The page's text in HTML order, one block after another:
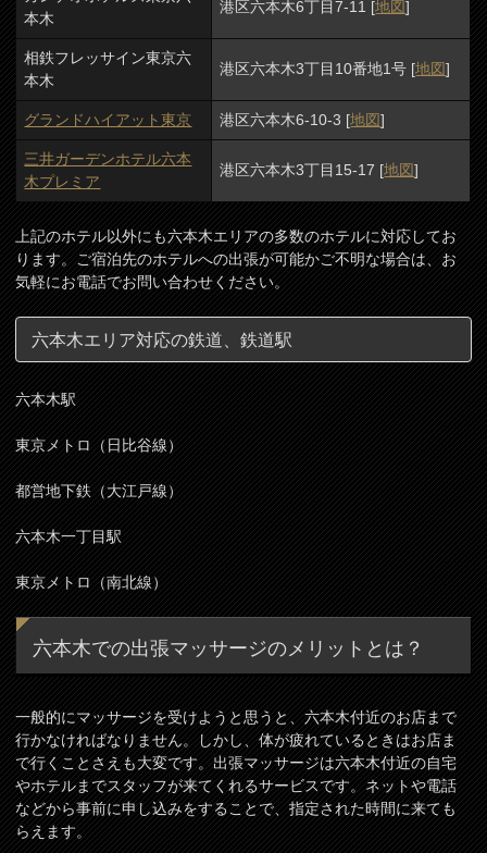
本木
港区六本木6丁目7-11 [地図]
相鉄フレッサイン東京六
本木
港区六本木3丁目10番地1号 [地図]
グランドハイアット東京 港区六本木6-10-3 [地図]
三井ガーデンホテル六本
木プレミア
港区六本木3丁目15-17 [地図]
上記のホテル以外にも六本木エリアの多数のホテルに対応してお
ります。ご宿泊先のホテルへの出張が可能かご不明な場合は、お
気軽にお電話でお問い合わせください。
六本木エリア対応の鉄道、鉄道駅
六本木駅
東京メトロ（日比谷線）
都営地下鉄（大江戸線）
六本木一丁目駅
東京メトロ（南北線）
六本木での出張マッサージのメリットとは？
一般的にマッサージを受けようと思うと、六本木付近のお店まで
行かなければなりません。しかし、体が疲れているときはお店ま
で行くことさえも大変です。出張マッサージは六本木付近の自宅
やホテルまでスタッフが来てくれるサービスです。ネットや電話
などから事前に申し込みをすることで、指定された時間に来ても
らえます。